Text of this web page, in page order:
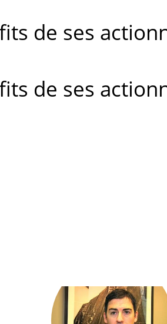
de ses
de ses